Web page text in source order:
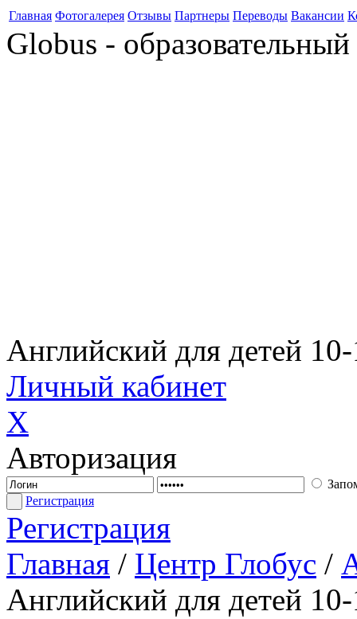
Главная Фотогалерея Отзывы Партнеры Переводы Вакансии
Globus -
Английский для детей
Личный кабинет
X
Авторизация
Регистрация
Регистрация
Главная / Центр Глобус /
Английский для детей